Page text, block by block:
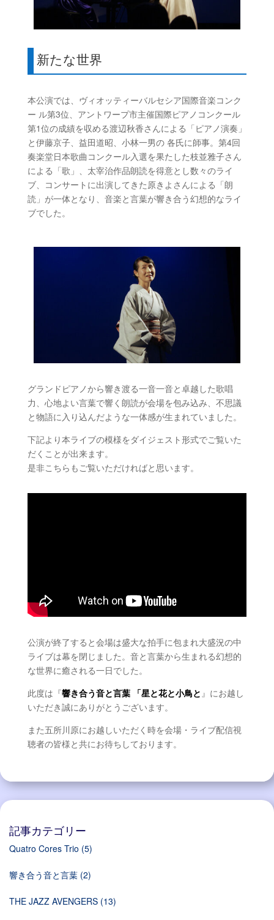
新たな世界
本公演では、 ヴィオッティーバルセシア国際音楽コンク
ー ル第3位、アントワープ市主催国際ピアノコンクール
第1位の成績を収める渡辺秋香さんによる「ピアノ演奏」
と伊藤京子、益田道昭、小林一男の 各氏に師事。第4回
奏楽堂日本歌曲コンクール入選を果たした枝並雅子さん
による「歌」、太宰治作品朗読を得意とし数々のライ
ブ、コンサートに出演してきた原きよさんによる「朗
読」が一体となり、音楽と言葉が響き合う幻想的なライ
ブでした。
グランドピアノから響き渡る一音一音と卓越した歌唱
力、 心地よい言葉で響く朗読が会場を包み込み、不思議
と物語に入り込んだような一体感が生まれていました。
下記より本ライブの模様をダイジェスト形式でご覧いた
だくことが出来ます。
是非こちらもご覧いただければと思います。
公演が終了すると会場は盛大な拍手に包まれ大盛況の中
ライブは幕を閉じました。音と言葉から生まれる幻想的
な世界に癒される一日でした。
此度は『響き合う音と言葉 「星と花と小鳥と 』にお越し
いただき誠にありがとうございます。
また五所川原にお越しいただく時を会場・ライブ配信視
聴者の皆様と共にお待ちしております。
記事カテゴリー
Quatro Cores Trio (5)
響き合う音と言葉 (2)
THE JAZZ AVENGERS (13)